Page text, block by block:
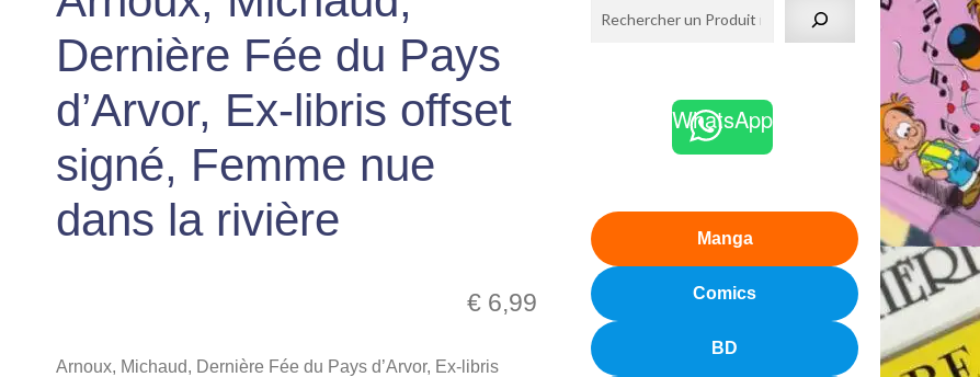
Dernière Fée du Pays
d’Arvor, Ex-libris offset
signé, Femme nue
dans la rivière
€ 6,99
Arnoux, Michaud, Dernière Fée du Pays d’Arvor, Ex-libris
WhatsApp
Manga
Comics
BD